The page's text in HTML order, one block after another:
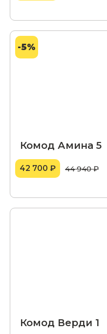
-5%
Комод Амина 5
42 700 ₽ 44 940 ₽
Комод Верди 1